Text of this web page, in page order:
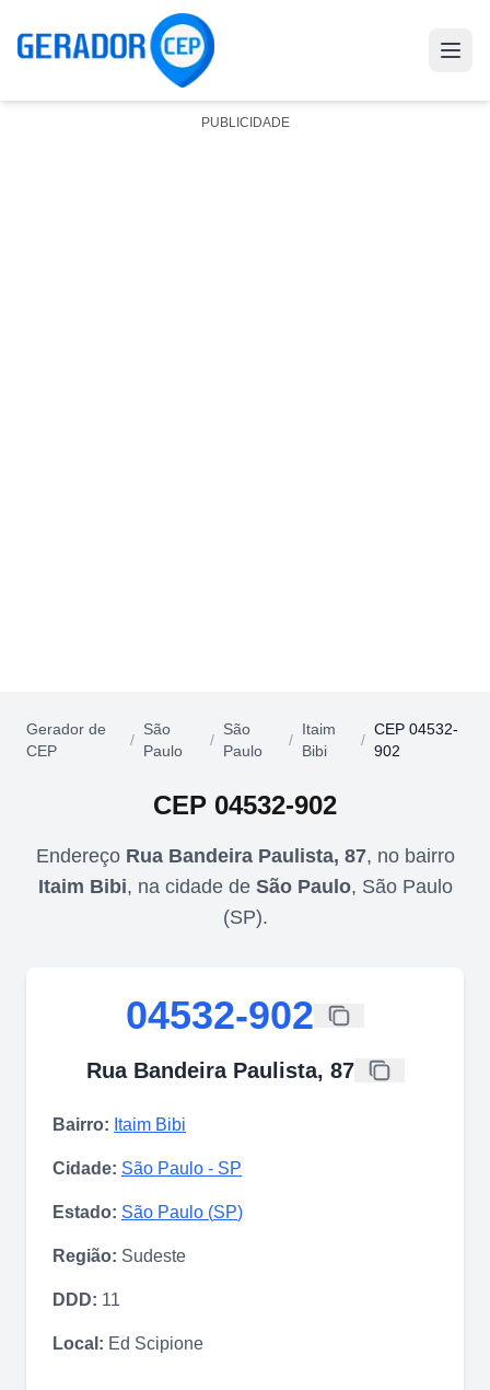
PUBLICIDADE
Gerador de
CEP
/
São
Paulo
/
São
Paulo
/
Itaim
Bibi
/
CEP 04532-
902
CEP 04532-902
Endereço Rua Bandeira Paulista, 87, no bairro
Itaim Bibi, na cidade de São Paulo, São Paulo
(SP).
04532-902
Rua Bandeira Paulista, 87
Bairro: Itaim Bibi
Cidade: São Paulo - SP
Estado: São Paulo (SP)
Região: Sudeste
DDD: 11
Local: Ed Scipione